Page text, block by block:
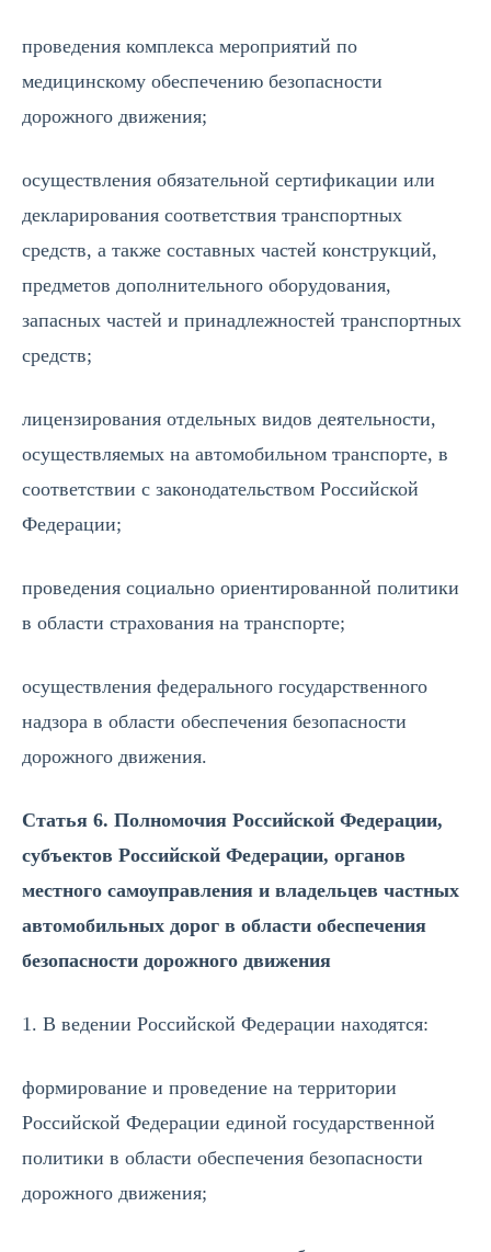
проведения комплекса мероприятий по
медицинскому обеспечению безопасности
дорожного движения;
осуществления обязательной сертификации или
декларирования соответствия транспортных
средств, а также составных частей конструкций,
предметов дополнительного оборудования,
запасных частей и принадлежностей транспортных
средств;
лицензирования отдельных видов деятельности,
осуществляемых на автомобильном транспорте, в
соответствии с законодательством Российской
Федерации;
проведения социально ориентированной политики
в области страхования на транспорте;
осуществления федерального государственного
надзора в области обеспечения безопасности
дорожного движения.
Статья 6. Полномочия Российской Федерации,
субъектов Российской Федерации, органов
местного самоуправления и владельцев частных
автомобильных дорог в области обеспечения
безопасности дорожного движения
1. В ведении Российской Федерации находятся:
формирование и проведение на территории
Российской Федерации единой государственной
политики в области обеспечения безопасности
дорожного движения;